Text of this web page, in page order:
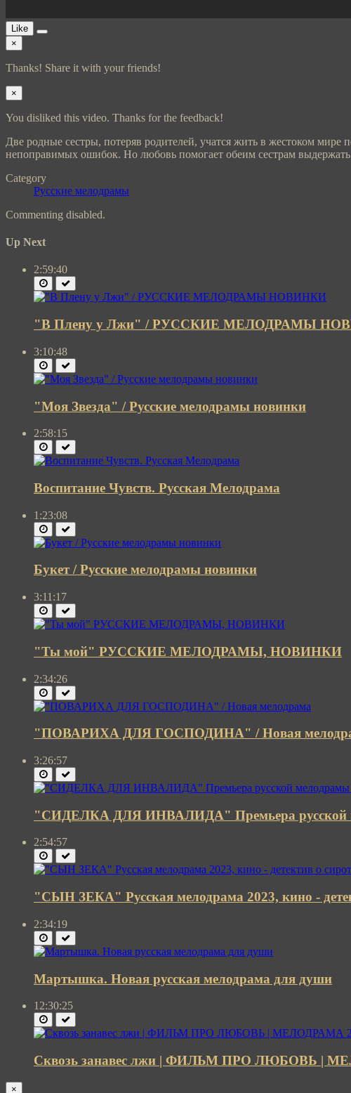
Like
×
Thanks! Share it with your friends!
×
You disliked this video. Thanks for the feedback!
Две родные сестры, потеряв родителей, учатся жить в жестоком
непоправимых ошибок. Но любовь помогает обеим сестрам
Category
Русские мелодрамы
Commenting disabled.
Up Next
2:59:40
"В Плену у Лжи" / РУССКИЕ МЕЛОДРАМЫ
3:10:48
"Моя Звезда" / Русские мелодрамы новинки
2:58:15
Воспитание Чувств. Русская Мелодрама
1:23:08
Букет / Русские мелодрамы новинки
3:11:17
"Ты мой" РУССКИЕ МЕЛОДРАМЫ, НОВИНКИ
2:34:26
"ПОВАРИХА ДЛЯ ГОСПОДИНА" / Новая
3:26:57
"СИДЕЛКА ДЛЯ ИНВАЛИДА" Премьера русской
2:54:57
"СЫН ЗЕКА" Русская мелодрама 2023, кино -
2:34:19
Мартышка. Новая русская мелодрама для души
12:30:25
Сквозь занавес лжи | ФИЛЬМ ПРО ЛЮБОВЬ |
×